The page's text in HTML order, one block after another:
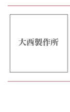
今回お話をお伺いした
大西製作所の代表・大
す。
ボールペン・シャーペ
筆記具を、一本一本
現代日本では貴重な存
その名が知られていま
大西さんが手掛ける筆